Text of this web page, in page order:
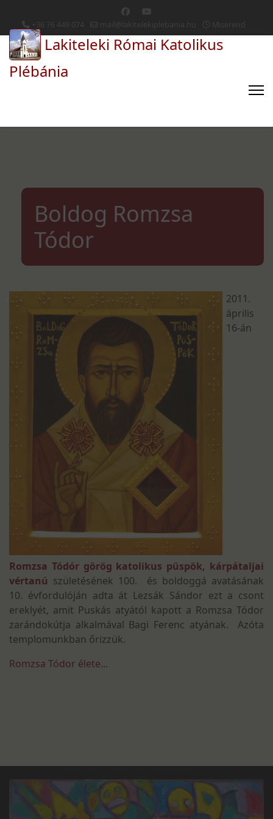
+36 76 449 074 mail@lakitelekiplebania.hu Miserend
Lakiteleki Római Katolikus
Plébánia
Boldog Romzsa
Tódor
2011.
április
16-án
Romzsa Tódór görög katolikus püspök, kárpátaljai
vértanú születésének 100. és boldoggá avatásának
10. évfordulóján adta át Lezsák Sándor ezt a csont
ereklyét, amit Puskás atyától kapott a Romzsa Tódor
zarándokútja alkalmával Bagi Ferenc atyának. Azóta
templomunkban őrizzük.
Romzsa Tódor élete...